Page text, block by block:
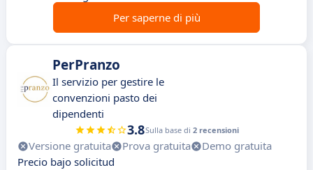
Per saperne di più
PerPranzo
Il servizio per gestire le
convenzioni pasto dei
dipendenti
3.8Sulla base di 2 recensioni
Versione gratuita Prova gratuita
Demo gratuita
Precio bajo solicitud